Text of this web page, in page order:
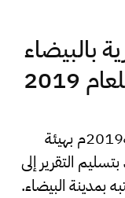
بالبيضاء
قامت لجنة اعداد التقرير السنوي لسنة2019م بهيئة
التقرير إلى
بمدينة البيضاء.